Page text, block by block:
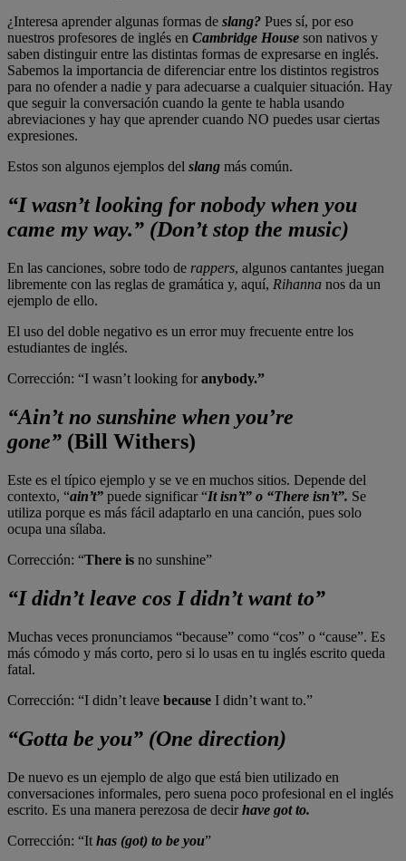
¿Interesa aprender algunas formas de slang? Pues sí, por eso
nuestros profesores de inglés en Cambridge House son nativos y
saben distinguir entre las distintas formas de expresarse en inglés.
Sabemos la importancia de diferenciar entre los distintos registros
para no ofender a nadie y para adecuarse a cualquier situación. Hay
que seguir la conversación cuando la gente te habla usando
abreviaciones y hay que aprender cuando NO puedes usar ciertas
expresiones.
Estos son algunos ejemplos del slang más común.
“I wasn’t looking for nobody when you
came my way.” (Don’t stop the music)
En las canciones, sobre todo de rappers, algunos cantantes juegan
libremente con las reglas de gramática y, aquí, Rihanna nos da un
ejemplo de ello.
El uso del doble negativo es un error muy frecuente entre los
estudiantes de inglés.
Corrección: “I wasn’t looking foranybody.”
“Ain’t no sunshine when you’re
gone” (Bill Withers)
Este es el típico ejemplo y se ve en muchos sitios. Depende del
contexto, “ain’t” puede significar “It isn’t” o “There isn’t”. Se
utiliza porque es más fácil adaptarlo en una canción, pues solo
ocupa una sílaba.
Corrección: “There is no sunshine”
“I didn’t leave cos I didn’t want to”
Muchas veces pronunciamos “because” como “cos” o “cause”. Es
más cómodo y más corto, pero si lo usas en tu inglés escrito queda
fatal.
Corrección: “I didn’t leave because I didn’t want to.”
“Gotta be you” (One direction)
De nuevo es un ejemplo de algo que está bien utilizado en
conversaciones informales, pero suena poco profesional en el inglés
escrito. Es una manera perezosa de decirhave got to.
Corrección: “It has (got) to be you”